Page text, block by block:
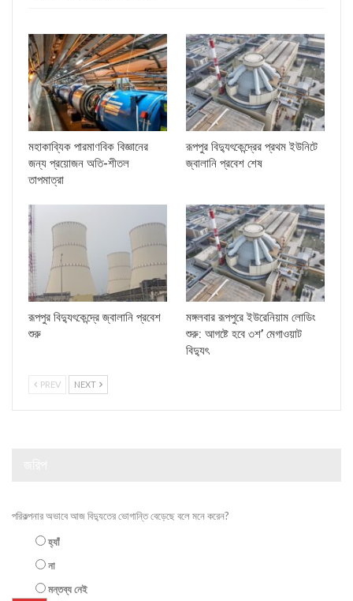
মহাকাব্যিক পারমাণবিক বিজ্ঞানের
জন্য প্রয়োজন অতি-শীতল
তাপমাত্রা
রূপপুর বিদ্যুৎকেন্দ্রের প্রথম ইউনিটে
জ্বালানি প্রবেশ শেষ
রূপপুর বিদ্যুৎকেন্দ্রে জ্বালানি প্রবেশ
শুরু
মঙ্গলবার রূপপুরে ইউরেনিয়াম লোডিং
শুরু: আগষ্টে হবে ৩শ’ মেগাওয়াট
বিদ্যুৎ
PREV NEXT
পরিকল্পনার অভাবে আজ বিদ্যুতের ভোগান্তি বেড়েছে বলে মনে করেন?
হ্যাঁ
না
মন্তব্য নেই